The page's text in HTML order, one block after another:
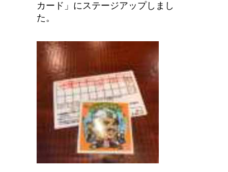
カード」にステージアップしまし
た。